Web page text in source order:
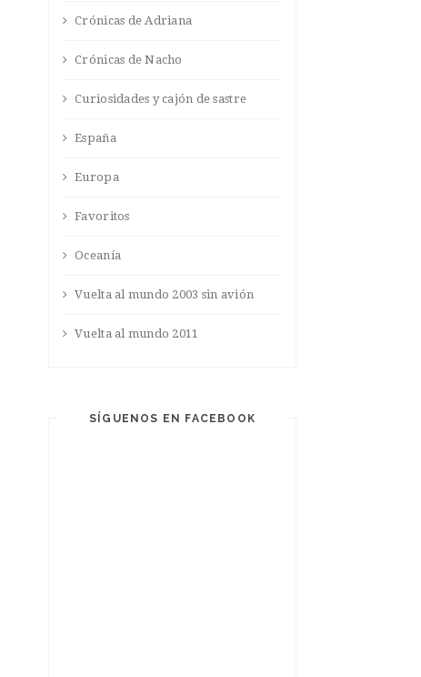
Crónicas de Adriana
Crónicas de Nacho
Curiosidades y cajón de sastre
España
Europa
Favoritos
Oceanía
Vuelta al mundo 2003 sin avión
Vuelta al mundo 2011
SÍGUENOS EN FACEBOOK